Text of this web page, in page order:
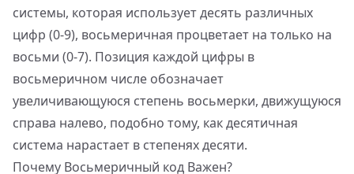
системы, которая использует десять различных
цифр (0-9), восьмеричная процветает на только на
восьми (0-7). Позиция каждой цифры в
восьмеричном числе обозначает
увеличивающуюся степень восьмерки, движущуюся
справа налево, подобно тому, как десятичная
система нарастает в степенях десяти.
Почему Восьмеричный код Важен?